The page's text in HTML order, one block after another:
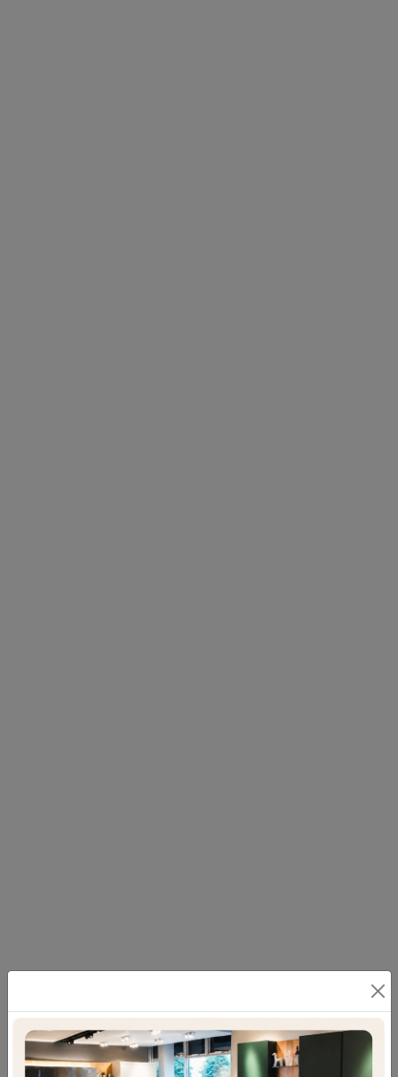
I Tavoli fissi design del brand La Seggiola ti
aspettano